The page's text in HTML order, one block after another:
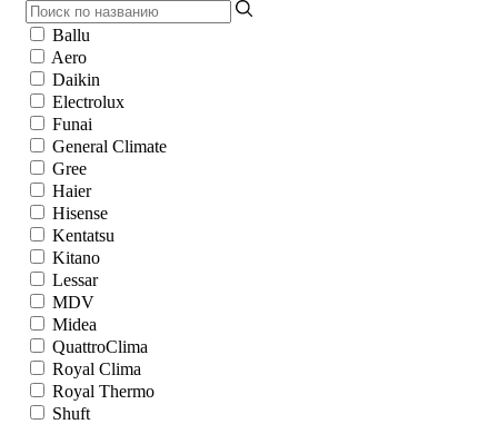
Ballu
Aero
Daikin
Electrolux
Funai
General Climate
Gree
Haier
Hisense
Kentatsu
Kitano
Lessar
MDV
Midea
QuattroClima
Royal Clima
Royal Thermo
Shuft